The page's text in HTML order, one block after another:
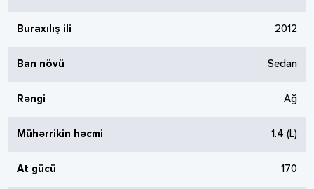
Buraxılış ili 2012
Ban növü Sedan
Rəngi Ağ
Mühərrikin həcmi 1.4 (L)
At gücü 170